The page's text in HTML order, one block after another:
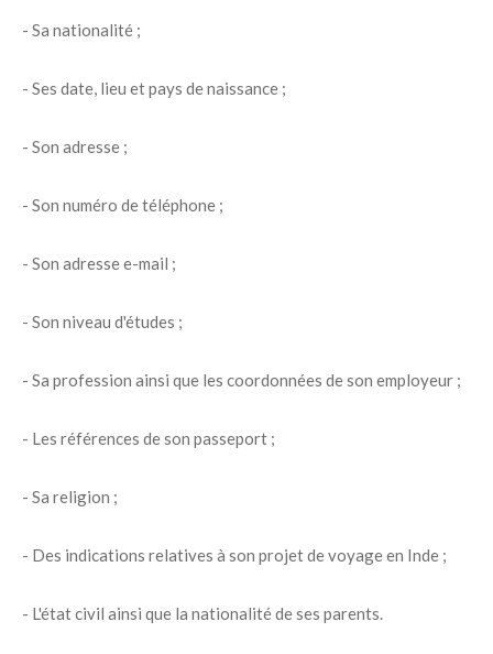
- Sa nationalité ;
- Ses date, lieu et pays de naissance ;
- Son adresse ;
- Son numéro de téléphone ;
- Son adresse e-mail ;
- Son niveau d'études ;
- Sa profession ainsi que les coordonnées de son employeur ;
- Les références de son passeport ;
- Sa religion ;
- Des indications relatives à son projet de voyage en Inde ;
- L'état civil ainsi que la nationalité de ses parents.